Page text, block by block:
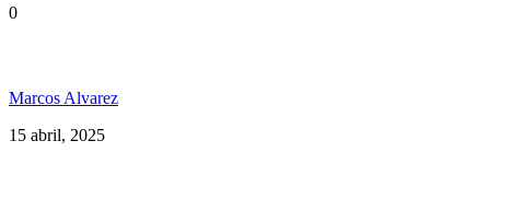
0
Marcos Alvarez
15 abril, 2025